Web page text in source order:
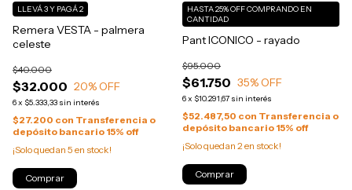
Remera VESTA - palmera
celeste
$32.000
$40.000
20% OFF
6x $5.333,33 sin interés
LLEVÁ 3 Y PAGÁ 2
$27.200 con Transferencia o
depósito bancario 15% off
¡Solo quedan 5 en stock!
Comprar
Pant ICONICO - rayado
$61.750
$95.000
35% OFF
6x $10.291,67 sin interés
HASTA 25% OFFCOMPRANDO EN
CANTIDAD
$52.487,50 con Transferencia o
depósito bancario 15% off
¡Solo quedan 2en stock!
Comprar